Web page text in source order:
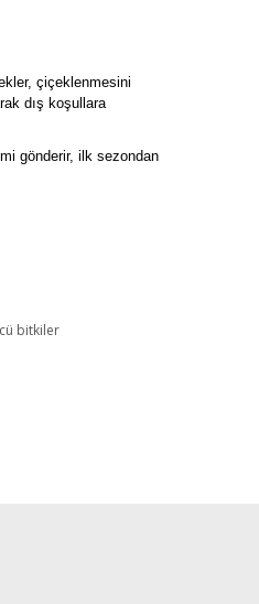
çiçeklenmesini
dış koşullara
gönderir, ilk sezondan
bitkiler